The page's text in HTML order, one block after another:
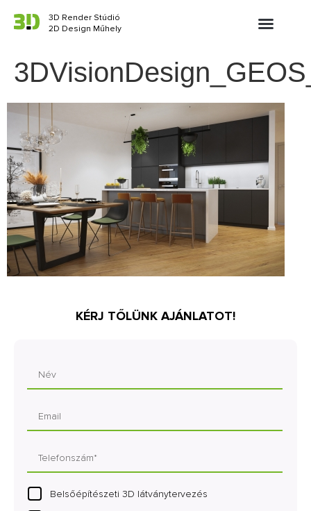
3D Render Stúdió
2D Design Műhely
KÉRJ TŐLÜNK AJÁNLATOT!
Belsőépítészeti 3D látványtervezés